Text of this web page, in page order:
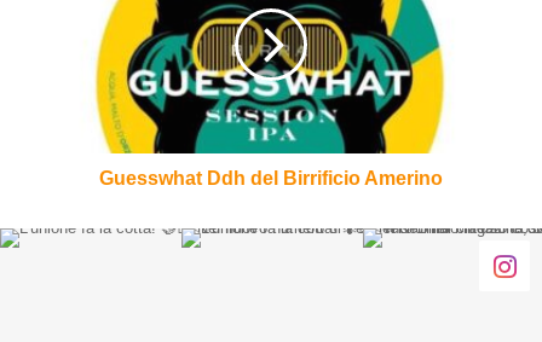
Guesswhat Ddh del Birrificio Amerino